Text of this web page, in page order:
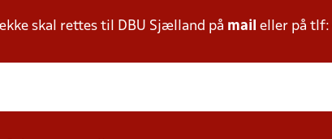
skal rettes til DBU Sjælland på mail eller på tlf: